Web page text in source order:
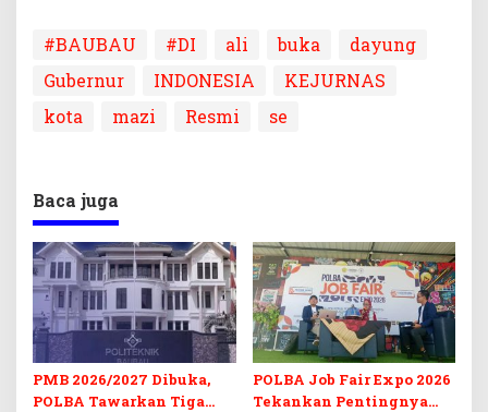
#BAUBAU #DI ali buka
dayung
Gubernur
INDONESIA
KEJURNAS
kota
mazi Resmi se
Baca juga
PMB 2026/2027 Dibuka,
POLBA Tawarkan Tiga
POLBA Job Fair Expo 2026
Tekankan Pentingnya